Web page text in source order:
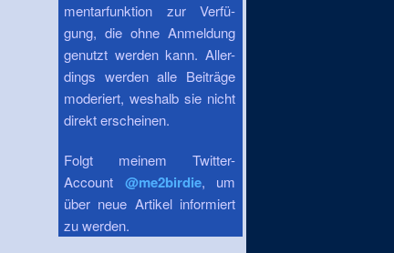
mentarfunktion zur Verfü-
gung, die ohne Anmeldung
genutzt werden kann. Aller-
dings werden alle Beiträge
moderiert, weshalb sie nicht
direkt erscheinen.
Folgt meinem Twitter-
Account @me2birdie, um
über neue Artikel informiert
zu werden.